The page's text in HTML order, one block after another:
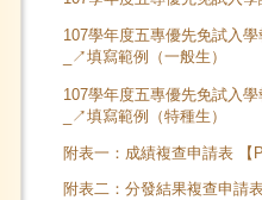
107學年度五專優先免試入
↗填寫範例（一般生）
107學年度五專優先免試入
↗填寫範例（特種生）
附表一：成績複查申請表 【
附表二：分發結果複查申請